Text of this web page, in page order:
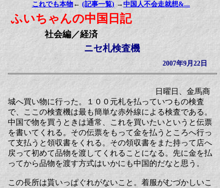
これでも本物 ← (記事一覧) →中国人不会走就想&...
ふいちゃんの中国日記
社会編／経済
ニセ札検査機
2007年9月22日
日曜日、金馬商
城へ買い物に行った。１００元札を払っていつもの検査
で、ここの検査機は最も簡単な赤外線による検査である。
中国で物を買うときは通常、これを買いたいというと伝票
を書いてくれる。その伝票をもって金を払うところへ行っ
て支払うと領収書をくれる。その領収書をまた持って店へ
戻って初めて品物を渡してくれることになる。先に金を払
ってから品物を渡す方式はいかにも中国的だなと思う。
この長所は貰いっぱぐれがないこと。着服がむづかしいこ